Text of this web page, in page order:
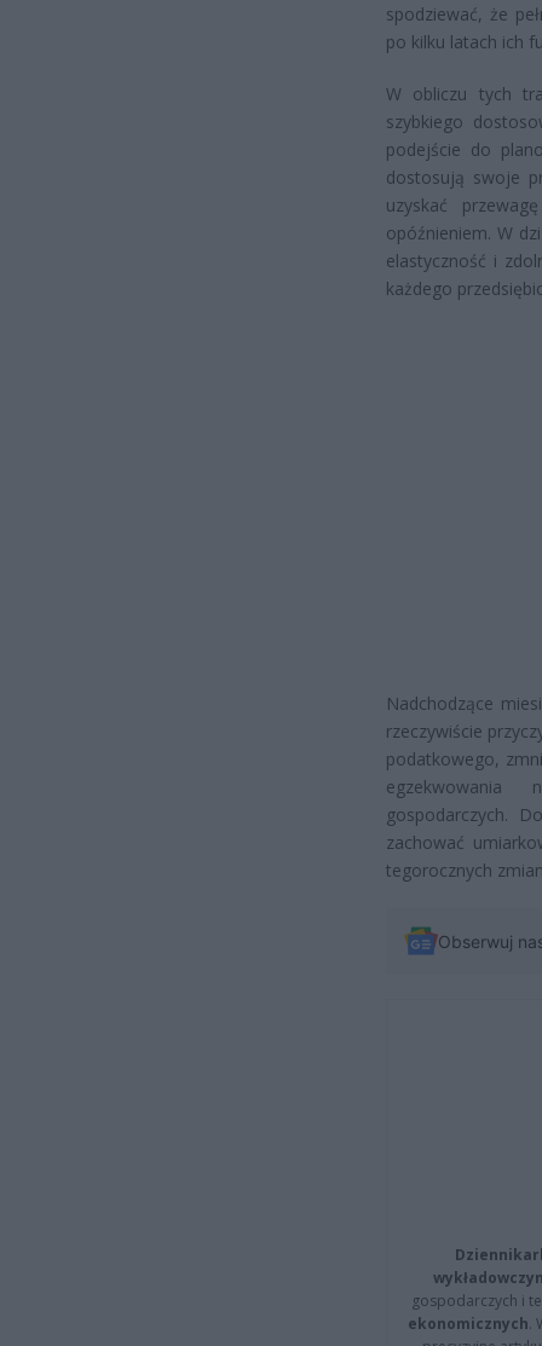
spodziewać, że
po kilku latach ich
W obliczu tych
szybkiego
podejście do
dostosują swoje
uzyskać
opóźnieniem. W
elastyczność i
każdego
Nadchodzące
rzeczywiście
podatkowego,
egzekwowania
gospodarczych.
zachować
tegorocznych
Obserwuj
gospodarczych i
ekonomicznych.